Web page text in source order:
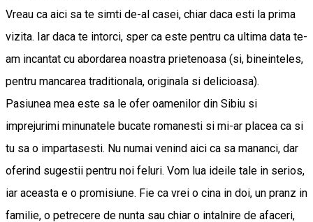
Vreau ca aici sa te simti de-al casei, chiar daca esti la prima
vizita. Iar daca te intorci, sper ca este pentru ca ultima data te-
am incantat cu abordarea noastra prietenoasa (si, bineinteles,
pentru mancarea traditionala, originala si delicioasa).
Pasiunea mea este sa le ofer oamenilor din Sibiu si
imprejurimi minunatele bucate romanesti si mi-ar placea ca si
tu sa o impartasesti. Nu numai venind aici ca sa mananci, dar
oferind sugestii pentru noi feluri. Vom lua ideile tale in serios,
iar aceasta e o promisiune. Fie ca vrei o cina in doi, un pranz in
familie, o petrecere de nunta sau chiar o intalnire de afaceri,